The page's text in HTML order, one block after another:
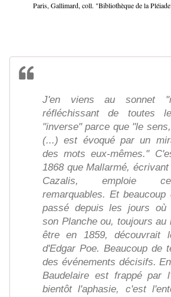
Paris, Gallimard, coll. "Bibliothèque de la
J'en viens au sonnet
réfléchissant de toutes
"inverse" parce que "le
(...) est évoqué par un
des mots eux-mêmes."
1868 que Mallarmé,
Cazalis, emploie
remarquables. Et
passé depuis les jours où
son Planche ou, toujours au
être en 1859, découvrait
d'Edgar Poe. Beaucoup de
des événements décisifs.
Baudelaire est frappé par
bientôt l'aphasie, c'est